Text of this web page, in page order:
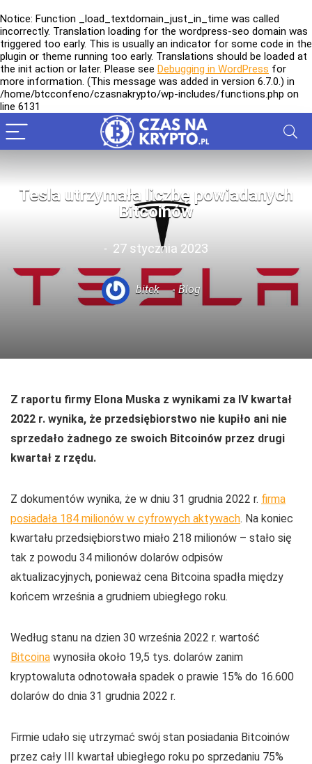
Notice: Function _load_textdomain_just_in_time was called
incorrectly. Translation loading for the wordpress-seo domain was
triggered too early. This is usually an indicator for some code in the
plugin or theme running too early. Translations should be loaded at
the init action or later. Please see Debugging in WordPress for
more information. (This message was added in version 6.7.0.) in
/home/btcconfeno/czasnakrypto/wp-includes/functions.php on
line 6131
Tesla utrzymała liczbę powiadanych
Bitcoinów
27 stycznia 2023
bitek Blog
Z raportu firmy Elona Muska z wynikami za IV kwartał
2022 r. wynika, że przedsiębiorstwo nie kupiło ani nie
sprzedało żadnego ze swoich Bitcoinów przez drugi
kwartał z rzędu.
Z dokumentów wynika, że w dniu 31 grudnia 2022 r. firma
posiadała 184 milionów w cyfrowych aktywach. Na koniec
kwartału przedsiębiorstwo miało 218 milionów – stało się
tak z powodu 34 milionów dolarów odpisów
aktualizacyjnych, ponieważ cena Bitcoina spadła między
końcem września a grudniem ubiegłego roku.
Według stanu na dzien 30 września 2022 r. wartość
Bitcoina wynosiła około 19,5 tys. dolarów zanim
kryptowaluta odnotowała spadek o prawie 15% do 16.600
dolarów do dnia 31 grudnia 2022 r.
Firmie udało się utrzymać swój stan posiadania Bitcoinów
przez cały III kwartał ubiegłego roku po sprzedaniu 75%